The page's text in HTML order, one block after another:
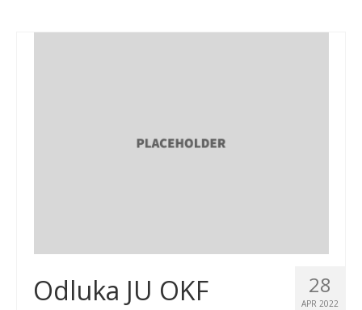
28
APR 2022
Odluka JU OKF